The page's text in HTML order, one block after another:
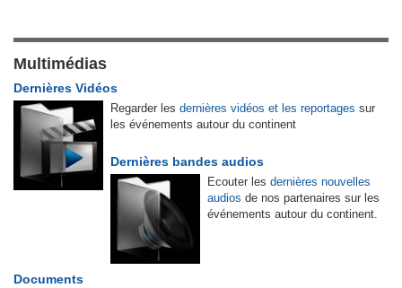
Multimédias
Dernières Vidéos
Regarder les dernières vidéos et les reportages sur
les événements autour du continent
Dernières bandes audios
Ecouter les dernières nouvelles
audios de nos partenaires sur les
événements autour du continent.
Documents